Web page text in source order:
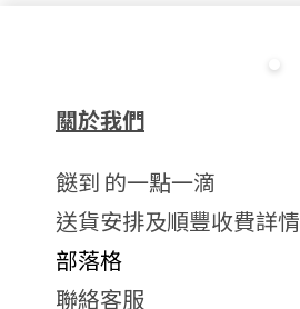
關於我們
餸到 的一點一滴
送貨安排及順豐收費詳情
部落格
聯絡客服